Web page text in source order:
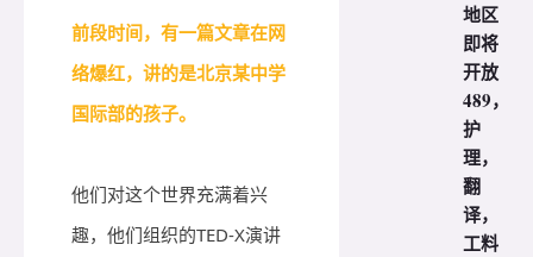
前段时间，有一篇文章在网
络爆红，讲的是北京某中学
国际部的孩子。
他们对这个世界充满着兴
趣，他们组织的TED-X演讲
地区
即将
开放
489，
护
理，
翻
译，
工料